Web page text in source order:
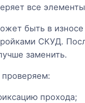
все
быть в
СКУД.
заменить.
прохода;